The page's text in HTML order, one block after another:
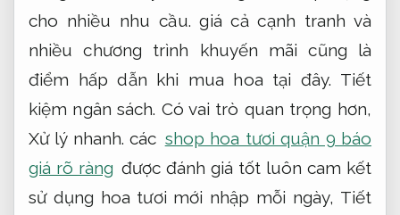
cho nhiều nhu cầu. giá cả cạnh tranh và
nhiều chương trình khuyến mãi cũng là
điểm hấp dẫn khi mua hoa tại đây. Tiết
kiệm ngân sách. Có vai trò quan trọng hơn,
Xử lý nhanh. các shop hoa tươi quận 9 báo
giá rõ ràng được đánh giá tốt luôn cam kết
sử dụng hoa tươi mới nhập mỗi ngày, Tiết